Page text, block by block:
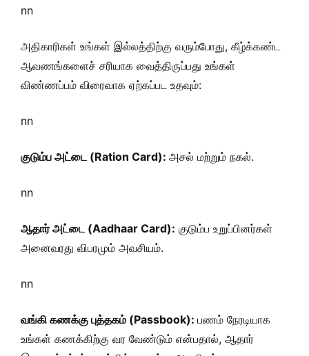
nn
அதிகாரிகள் உங்கள் இல்லத்திற்கு வரும்போது, கீழ்க்கண்ட
ஆவணங்களைச் சரியாக வைத்திருப்பது உங்கள்
விண்ணப்பம் விரைவாக ஏற்கப்பட உதவும்:
nn
குடும்ப அட்டை (Ration Card): அசல் மற்றும் நகல்.
nn
ஆதார் அட்டை (Aadhaar Card): குடும்ப உறுப்பினர்கள்
அனைவரது விபரமும் அவசியம்.
nn
வங்கி கணக்கு புத்தகம் (Passbook): பணம் நேரடியாக
உங்கள் கணக்கிற்கு வர வேண்டும் என்பதால், ஆதார்